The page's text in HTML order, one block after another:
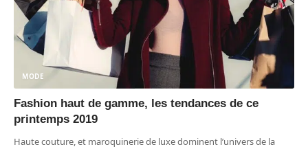
MODE
Fashion haut de gamme, les tendances de ce
printemps 2019
Haute couture, et maroquinerie de luxe dominent l’univers de la